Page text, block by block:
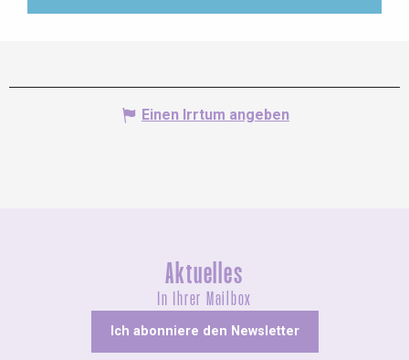
Einen Irrtum angeben
Aktuelles
In Ihrer Mailbox
Ich abonniere den Newsletter